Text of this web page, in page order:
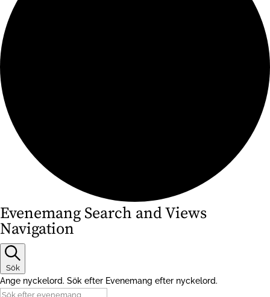
Evenemang
Evenemang Search and Views
Navigation
Sök
Ange nyckelord. Sök efter Evenemang efter nyckelord.